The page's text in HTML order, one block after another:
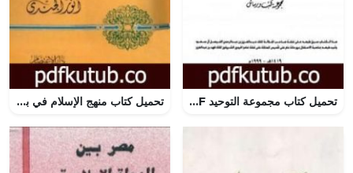
تحميل كتاب مجموعة التوحيد PDF تأليف ابن تيمية مجانا [كامل] تحميل كتاب منهج الإسلام في بناء العقيدة والشخصية PDF تأليف أنور الجندي مجانا [كامل]